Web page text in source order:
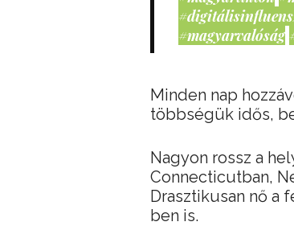
#magyarvalóság
Minden nap
többségük idős,
Nagyon rossz a
Connecticutban,
Drasztikusan nő a
ben is.